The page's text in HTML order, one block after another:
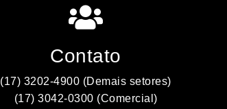
Contato
(17) 3202-4900 (Demais setores)
(17) 3042-0300 (Comercial)